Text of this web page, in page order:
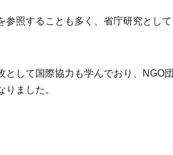
照することも多く、省庁研究として
して国際協力も学んでおり、NGO団
ました。